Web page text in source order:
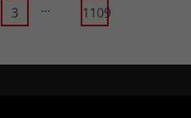
3 ... 1109